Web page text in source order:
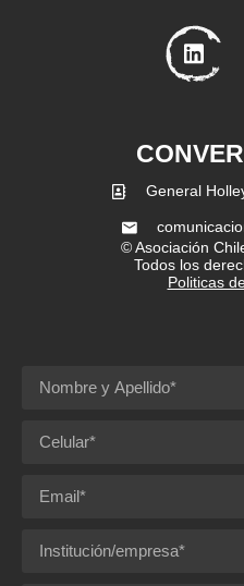
General
© Asociación
Todos los
Politicas